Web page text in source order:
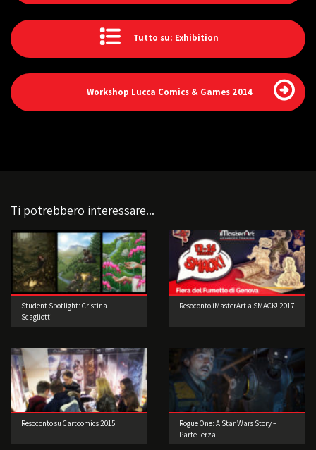
Tutto su: Exhibition
Workshop Lucca Comics & Games 2014
Ti potrebbero interessare...
Student Spotlight: Cristina
Scagliotti
Resoconto iMasterArt a SMACK! 2017
Resoconto su Cartoomics 2015
Rogue One: A Star Wars Story –
Parte Terza